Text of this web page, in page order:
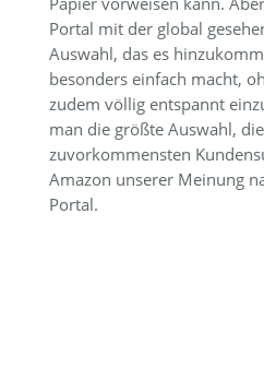
Portal mit der global
Auswahl, das es
besonders einfach macht,
zudem völlig entspannt
man die größte Auswahl,
zuvorkommensten
Amazon unserer Meinung
Portal.